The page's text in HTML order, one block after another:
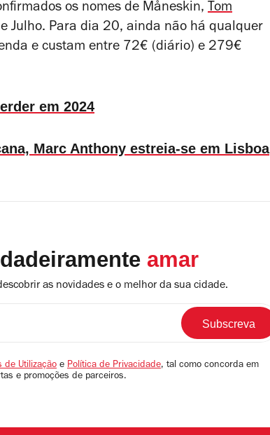
os nomes de Måneskin, Tom
Julho. Para dia 20, ainda não há qualquer
e custam entre 72€ (diário) e 279€
em 2024
Marc Anthony estreia-se em Lisboa
amar
as novidades e o melhor da sua cidade.
de Utilização e Política de Privacidade, tal como concorda em
e promoções de parceiros.